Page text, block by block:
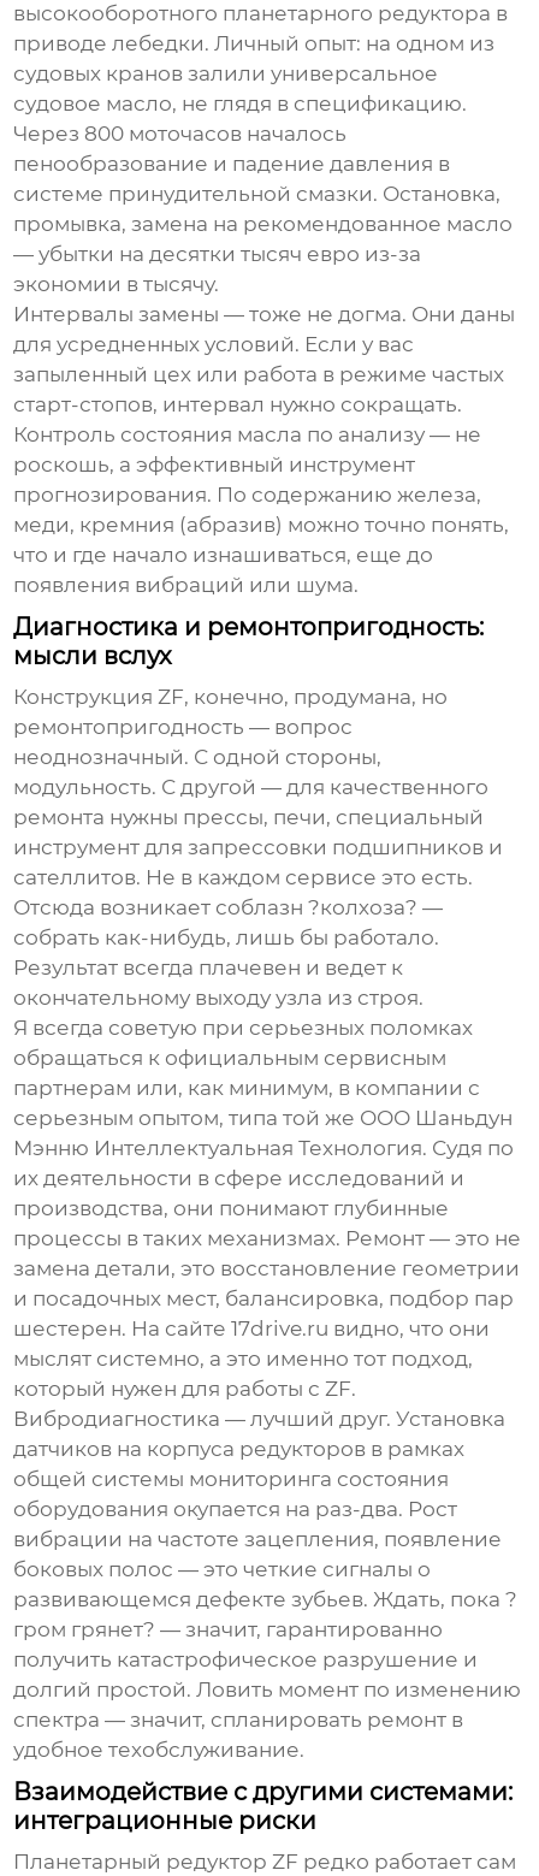
высокооборотного планетарного редуктора в
приводе лебедки. Личный опыт: на одном из
судовых кранов залили универсальное
судовое масло, не глядя в спецификацию.
Через 800 моточасов началось
пенообразование и падение давления в
системе принудительной смазки. Остановка,
промывка, замена на рекомендованное масло
— убытки на десятки тысяч евро из-за
экономии в тысячу.
Интервалы замены — тоже не догма. Они даны
для усредненных условий. Если у вас
запыленный цех или работа в режиме частых
старт-стопов, интервал нужно сокращать.
Контроль состояния масла по анализу — не
роскошь, а эффективный инструмент
прогнозирования. По содержанию железа,
меди, кремния (абразив) можно точно понять,
что и где начало изнашиваться, еще до
появления вибраций или шума.
Диагностика и ремонтопригодность:
мысли вслух
Конструкция ZF, конечно, продумана, но
ремонтопригодность — вопрос
неоднозначный. С одной стороны,
модульность. С другой — для качественного
ремонта нужны прессы, печи, специальный
инструмент для запрессовки подшипников и
сателлитов. Не в каждом сервисе это есть.
Отсюда возникает соблазн ?колхоза? —
собрать как-нибудь, лишь бы работало.
Результат всегда плачевен и ведет к
окончательному выходу узла из строя.
Я всегда советую при серьезных поломках
обращаться к официальным сервисным
партнерам или, как минимум, в компании с
серьезным опытом, типа той же ООО Шаньдун
Мэнню Интеллектуальная Технология. Судя по
их деятельности в сфере исследований и
производства, они понимают глубинные
процессы в таких механизмах. Ремонт — это не
замена детали, это восстановление геометрии
и посадочных мест, балансировка, подбор пар
шестерен. На сайте17drive.ru видно, что они
мыслят системно, а это именно тот подход,
который нужен для работы с ZF.
Вибродиагностика — лучший друг. Установка
датчиков на корпуса редукторов в рамках
общей системы мониторинга состояния
оборудования окупается на раз-два. Рост
вибрации на частоте зацепления, появление
боковых полос — это четкие сигналы о
развивающемся дефекте зубьев. Ждать, пока ?
гром грянет? — значит, гарантированно
получить катастрофическое разрушение и
долгий простой. Ловить момент по изменению
спектра — значит, спланировать ремонт в
удобное техобслуживание.
Взаимодействие с другими системами:
интеграционные риски
Планетарный редуктор ZF редко работает сам